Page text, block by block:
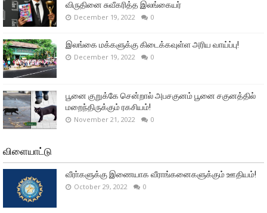
விருதினை சுவீகரித்த இலங்கையர்
December 19, 2022 0
இலங்கை மக்களுக்கு கிடைக்கவுள்ள அரிய வாய்ப்பு!
December 19, 2022 0
பூனை குறுக்கே சென்றால் அபசகுனம் பூனை சகுனத்தில்
மறைந்திருக்கும் ரகசியம்!
November 21, 2022 0
விளையாட்டு
வீரா்களுக்கு இணையாக வீராங்கனைகளுக்கும் ஊதியம்!
October 29, 2022 0